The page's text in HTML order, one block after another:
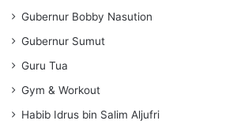
Gubernur Bobby Nasution
Gubernur Sumut
Guru Tua
Gym & Workout
Habib Idrus bin Salim Aljufri